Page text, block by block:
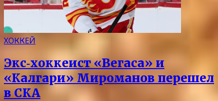
ХОККЕЙ
Экс‑хоккеист «Вегаса» и
«Калгари» Мироманов перешел
в СКА